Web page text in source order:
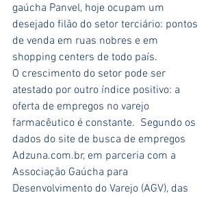
gaúcha Panvel, hoje ocupam um
desejado filão do setor terciário: pontos
de venda em ruas nobres e em
shopping centers de todo país.
O crescimento do setor pode ser
atestado por outro índice positivo: a
oferta de empregos no varejo
farmacêutico é constante.  Segundo os
dados do site de busca de empregos
Adzuna.com.br, em parceria com a
Associação Gaúcha para
Desenvolvimento do Varejo (AGV), das